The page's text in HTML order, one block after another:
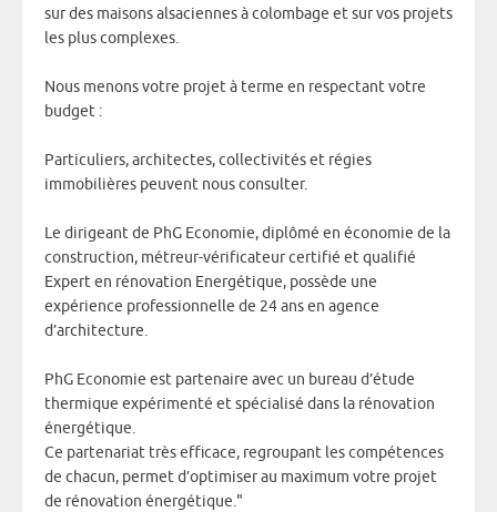
sur des maisons alsaciennes à colombage et sur vos projets
les plus complexes.
Nous menons votre projet à terme en respectant votre
budget :
Particuliers, architectes, collectivités et régies
immobilières peuvent nous consulter.
Le dirigeant de PhG Economie, diplômé en économie de la
construction, métreur-vérificateur certifié et qualifié
Expert en rénovation Energétique, possède une
expérience professionnelle de 24 ans en agence
d’architecture.
PhG Economie est partenaire avec un bureau d’étude
thermique expérimenté et spécialisé dans la rénovation
énergétique.
Ce partenariat très efficace, regroupant les compétences
de chacun, permet d’optimiser au maximum votre projet
de rénovation énergétique."